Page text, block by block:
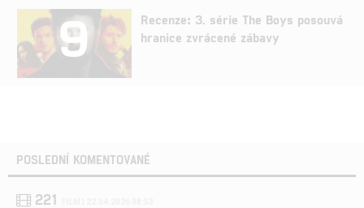
9
Recenze: 3. série The Boys posouvá
hranice zvrácené zábavy
POSLEDNÍ KOMENTOVANÉ
221